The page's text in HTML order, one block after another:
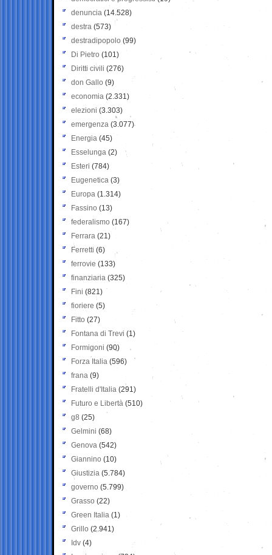
denuncia (14.528)
destra (573)
destradipopolo (99)
Di Pietro (101)
Diritti civili (276)
don Gallo (9)
economia (2.331)
elezioni (3.303)
emergenza (3.077)
Energia (45)
Esselunga (2)
Esteri (784)
Eugenetica (3)
Europa (1.314)
Fassino (13)
federalismo (167)
Ferrara (21)
Ferretti (6)
ferrovie (133)
finanziaria (325)
Fini (821)
fioriere (5)
Fitto (27)
Fontana di Trevi (1)
Formigoni (90)
Forza Italia (596)
frana (9)
Fratelli d'Italia (291)
Futuro e Libertà (510)
g8 (25)
Gelmini (68)
Genova (542)
Giannino (10)
Giustizia (5.784)
governo (5.799)
Grasso (22)
Green Italia (1)
Grillo (2.941)
Idv (4)